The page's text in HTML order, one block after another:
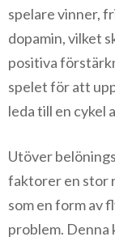
spelare vinner,
dopamin, vilket
positiva
spelet för att
leda till en cykel
Utöver
faktorer en stor
som en form av
problem. Denna